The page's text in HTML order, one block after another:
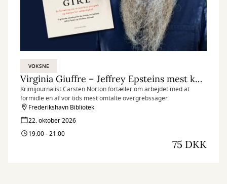
VOKSNE
Virginia Giuffre – Jeffrey Epsteins mest kendte offer
Krimijournalist Carsten Norton fortæller om arbejdet med at
formidle en af vor tids mest omtalte overgrebssager.
Frederikshavn Bibliotek
22. oktober 2026
19:00 - 21:00
75 DKK